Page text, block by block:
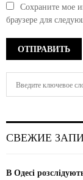
Сохраните мое
браузере для
h
o
СВЕЖИЕ
В Одесі